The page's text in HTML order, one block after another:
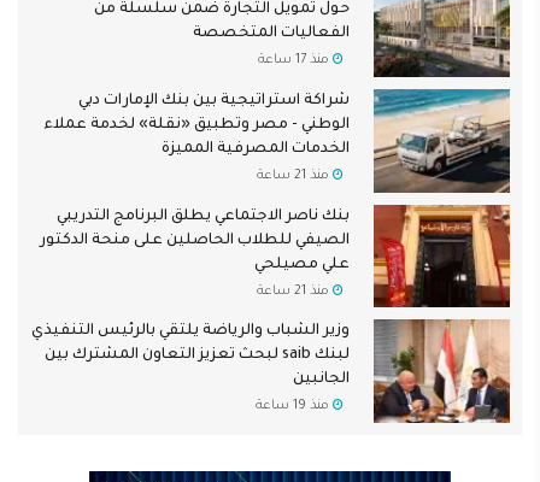
حول تمويل التجارة ضمن سلسلة من
الفعاليات المتخصصة
منذ 17 ساعة
شراكة استراتيجية بين بنك الإمارات دبي
الوطني - مصر وتطبيق «نقلة» لخدمة عملاء
الخدمات المصرفية المميزة
منذ 21 ساعة
بنك ناصر الاجتماعي يطلق البرنامج التدريبي
الصيفي للطلاب الحاصلين على منحة الدكتور
علي مصيلحي
منذ 21 ساعة
وزير الشباب والرياضة يلتقي بالرئيس التنفيذي
لبنك saib لبحث تعزيز التعاون المشترك بين
الجانبين
منذ 19 ساعة